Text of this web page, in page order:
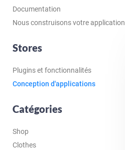
Documentation
Nous construisons votre application
Stores
Plugins et fonctionnalités
Conception d'applications
Catégories
Shop
Clothes